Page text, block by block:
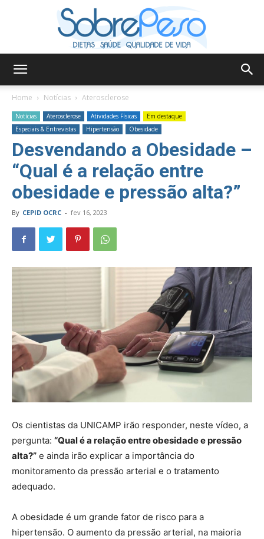
Peso
Home Notícias Aterosclerose
Notícias Aterosclerose Atividades Físicas
Em destaque
Especiais & Entrevistas
Hipertensão Obesidade
Desvendando a Obesidade –
“Qual é a relação entre
obesidade e pressão alta?”
By CEPID OCRC - fev 16, 2023
Os cientistas da UNICAMP irão responder, neste vídeo, a
pergunta: “Qual é a relação entre obesidade e pressão
alta?” e ainda irão explicar a importância do
monitoramento da pressão arterial e o tratamento
adequado.
A obesidade é um grande fator de risco para a
hipertensão. O aumento da pressão arterial, na maioria